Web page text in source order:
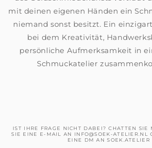
mit deinen eigenen Händen ein
niemand sonst besitzt. Ein
bei dem Kreativität,
persönliche Aufmerksamkeit in
Schmuckatelier
IST IHRE FRAGE NICHT DABEI? CHATTEN SIE
SIE EINE E-MAIL AN INFO@SOEK-ATELIER.NL
EINE DM AN SOEK.ATELIER